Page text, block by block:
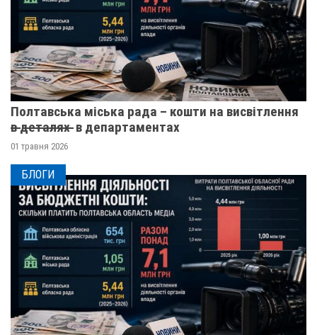
Полтавська міська рада – кошти на висвітлення
в̶ ̶д̶е̶т̶а̶л̶я̶х̶ ̶ в департаментах
01 травня 2026
БЛОГИ